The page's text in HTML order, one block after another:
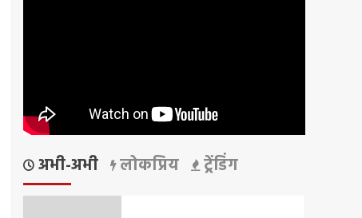
अभी-अभी लोकप्रिय ट्रेंडिंग